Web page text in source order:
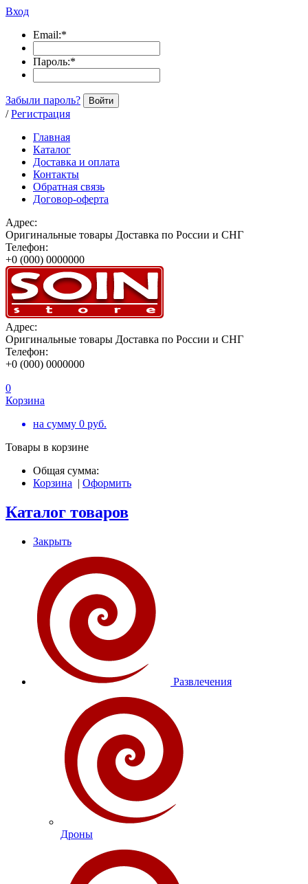
Вход
Email:*
Пароль:*
Забыли пароль? Войти
/ Регистрация
Главная
Каталог
Доставка и оплата
Контакты
Обратная связь
Договор-оферта
Адрес:
Оригинальные товары Доставка по России и СНГ
Телефон:
+0 (000) 0000000
Адрес:
Оригинальные товары Доставка по России и СНГ
Телефон:
+0 (000) 0000000
0
Корзина
на сумму 0 руб.
Товары в корзине
Общая сумма:
Корзина | Оформить
Каталог товаров
Закрыть
Развлечения
Дроны